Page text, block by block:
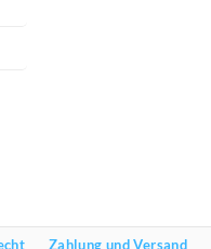
Zahlung und Versand